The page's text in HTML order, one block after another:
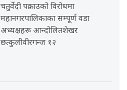
चतुर्वेदी पक्राउको विरोधमा
महानगरपालिकाका सम्पूर्ण वडा
अध्यक्षहरू आन्दोलितशेखर
छत्कुलीवीरगन्ज १२